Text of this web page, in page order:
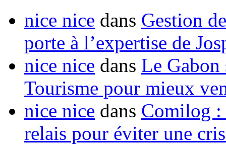
nice nice dans Gestion
porte à l’expertise de
nice nice dans Le Gabon
Tourisme pour mieux
nice nice dans Comilog :
relais pour éviter une